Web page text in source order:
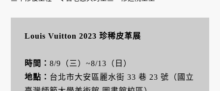
Louis Vuitton 2023 珍稀皮革展
時間： 8/9（三）~8/13（日）
地點： 台北市大安區麗水街 33 巷 23 號（國立